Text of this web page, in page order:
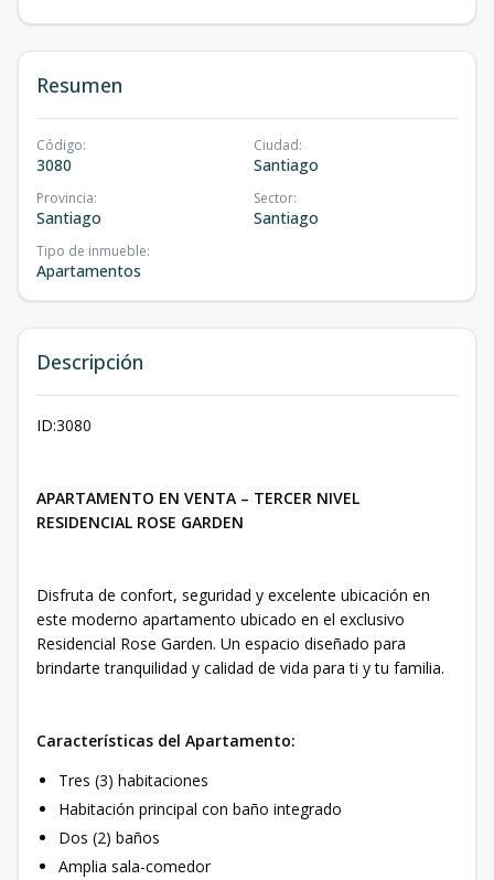
Resumen
Código:
3080
Ciudad:
Santiago
Provincia:
Santiago
Sector:
Santiago
Tipo de inmueble:
Apartamentos
Descripción
ID:3080
APARTAMENTO EN VENTA – TERCER NIVEL
RESIDENCIAL ROSE GARDEN
Disfruta de confort, seguridad y excelente ubicación en
este moderno apartamento ubicado en el exclusivo
Residencial Rose Garden. Un espacio diseñado para
brindarte tranquilidad y calidad de vida para ti y tu familia.
Características del Apartamento:
Tres (3) habitaciones
Habitación principal con baño integrado
Dos (2) baños
Amplia sala-comedor